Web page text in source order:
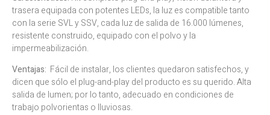
trasera equipada con potentes LEDs, la luz es compatible tanto
con la serie SVL y SSV, cada luz de salida de 16.000 lúmenes,
resistente construido, equipado con el polvo y la
impermeabilización.
Ventajas: Fácil de instalar, los clientes quedaron satisfechos, y
dicen que sólo el plug-and-play del producto es su querido. Alta
salida de lumen; por lo tanto, adecuado en condiciones de
trabajo polvorientas o lluviosas.